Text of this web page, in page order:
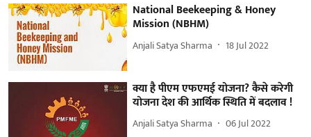
National Beekeeping & Honey
Mission (NBHM)
Anjali Satya Sharma 18 Jul 2022
क्या है पीएम एफएमई योजना? कैसे करेगी
योजना देश की आर्थिक स्थिति में बदलाव !
Anjali Satya Sharma 06 Jul 2022